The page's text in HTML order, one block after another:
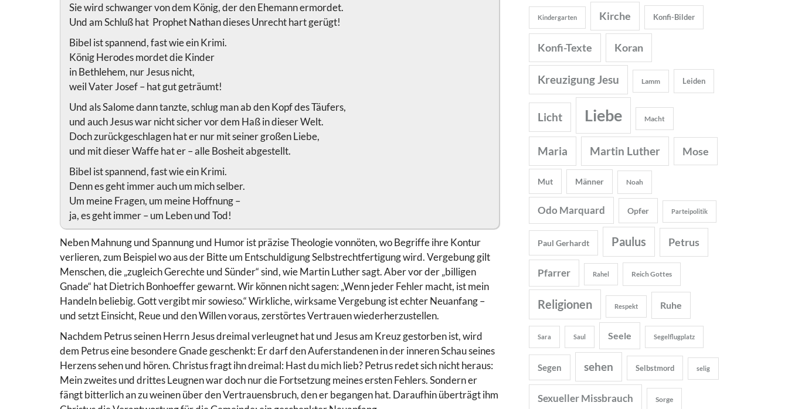
Sie wird schwanger von dem König, der den Ehemann ermordet.
Und am Schluß hat Prophet Nathan dieses Unrecht hart gerügt!
Bibel ist spannend, fast wie ein Krimi.
König Herodes mordet die Kinder
in Bethlehem, nur Jesus nicht,
weil Vater Josef – hat gut geträumt!
Und als Salome dann tanzte, schlug man ab den Kopf des Täufers,
und auch Jesus war nicht sicher vor dem Haß in dieser Welt.
Doch zurückgeschlagen hat er nur mit seiner großen Liebe,
und mit dieser Waffe hat er – alle Bosheit abgestellt.
Bibel ist spannend, fast wie ein Krimi.
Denn es geht immer auch um mich selber.
Um meine Fragen, um meine Hoffnung –
ja, es geht immer – um Leben und Tod!
Neben Mahnung und Spannung und Humor ist präzise Theologie vonnöten, wo Begriffe ihre Kontur
verlieren, zum Beispiel wo aus der Bitte um Entschuldigung Selbstrechtfertigung wird. Vergebung gilt
Menschen, die „zugleich Gerechte und Sünder“ sind, wie Martin Luther sagt. Aber vor der „billigen
Gnade“ hat Dietrich Bonhoeffer gewarnt. Wir können nicht sagen: „Wenn jeder Fehler macht, ist mein
Handeln beliebig. Gott vergibt mir sowieso.“ Wirkliche, wirksame Vergebung ist echter Neuanfang –
und setzt Einsicht, Reue und den Willen voraus, zerstörtes Vertrauen wiederherzustellen.
Nachdem Petrus seinen Herrn Jesus dreimal verleugnet hat und Jesus am Kreuz gestorben ist, wird
dem Petrus eine besondere Gnade geschenkt: Er darf den Auferstandenen in der inneren Schau seines
Herzens sehen und hören. Christus fragt ihn dreimal: Hast du mich lieb? Petrus redet sich nicht heraus:
Mein zweites und drittes Leugnen war doch nur die Fortsetzung meines ersten Fehlers. Sondern er
fängt bitterlich an zu weinen über den Vertrauensbruch, den er begangen hat. Daraufhin überträgt ihm
Kindergarten Kirche Konfi-Bilder
Konfi-Texte Koran
Kreuzigung Jesu Lamm Leiden
Licht Liebe Macht
Maria Martin Luther Mose
Mut Männer Noah
Odo Marquard Opfer Parteipolitik
Paul Gerhardt Paulus Petrus
Pfarrer Rahel Reich Gottes
Religionen Respekt Ruhe
Sara Saul Seele Segelflugplatz
Segen sehen Selbstmord selig
Sexueller Missbrauch Sorge